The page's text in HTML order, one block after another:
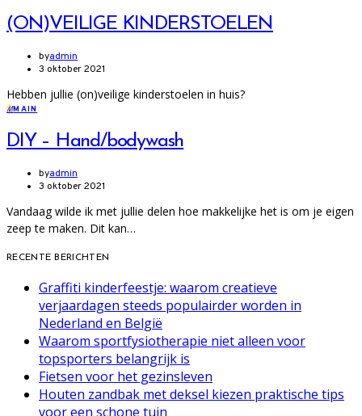
(ON)VEILIGE KINDERSTOELEN
byadmin
3 oktober 2021
Hebben jullie (on)veilige kinderstoelen in huis?
MMAIN
DIY – Hand/bodywash
byadmin
3 oktober 2021
Vandaag wilde ik met jullie delen hoe makkelijke het is om je eigen
zeep te maken. Dit kan…
RECENTE BERICHTEN
Graffiti kinderfeestje: waarom creatieve
verjaardagen steeds populairder worden in
Nederland en België
Waarom sportfysiotherapie niet alleen voor
topsporters belangrijk is
Fietsen voor het gezinsleven
Houten zandbak met deksel kiezen praktische tips
voor een schone tuin